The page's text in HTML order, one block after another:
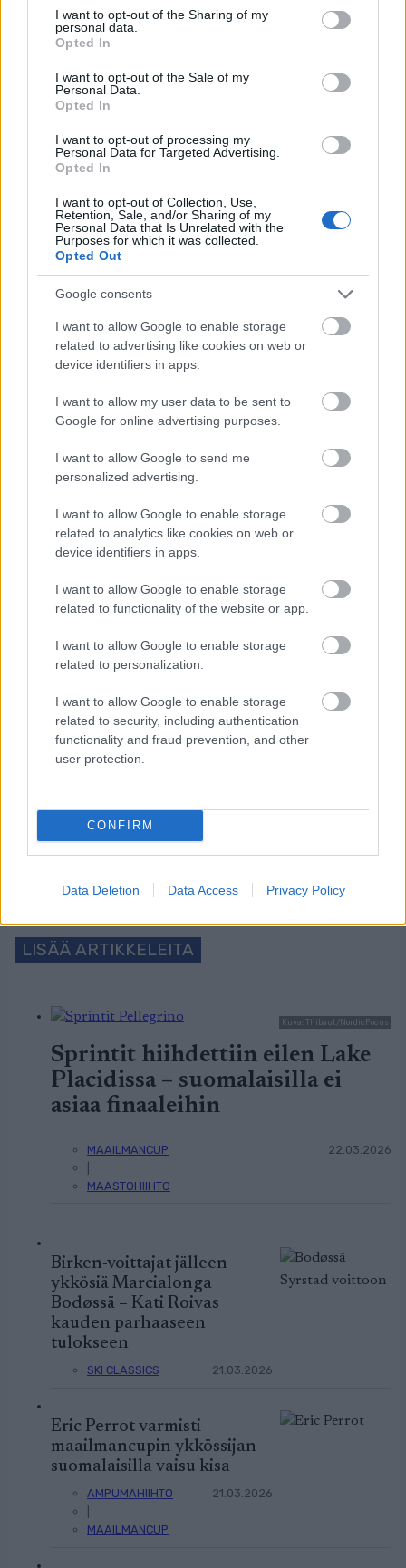
not limited to your visit or usage behaviour. You may click to
grant or deny consent to Google and its third-party tags to
use your data for below specified purposes in below Google
consent section.
I want to opt-out of the Sharing of my
personal data.
Opted In
I want to opt-out of the Sale of my
Personal Data.
Opted In
I want to opt-out of processing my
Personal Data for Targeted Advertising.
Opted In
I want to opt-out of Collection, Use,
Retention, Sale, and/or Sharing of my
Personal Data that Is Unrelated with the
Purposes for which it was collected.
Opted Out
Google consents
I want to allow Google to enable storage
related to advertising like cookies on web or
device identifiers in apps.
I want to allow my user data to be sent to
Google for online advertising purposes.
I want to allow Google to send me
personalized advertising.
I want to allow Google to enable storage
related to analytics like cookies on web or
device identifiers in apps.
I want to allow Google to enable storage
related to functionality of the website or app.
I want to allow Google to enable storage
related to personalization.
I want to allow Google to enable storage
related to security, including authentication
functionality and fraud prevention, and other
user protection.
CONFIRM
Data Deletion Data Access Privacy Policy
Hevoskuuri.fi pyrkii tarjoamaan tunnelmat
mahdollisimman monesta kilpailusta paikan
päältä.
>>Ski Classics-sivut
Tilaa uutiskirjeemme
LUETUIMMAT
LISÄÄ ARTIKKELEITA
Kuva: Thibaut/NordicFocus
Sprintit hiihdettiin eilen Lake
Placidissa – suomalaisilla ei
asiaa finaaleihin
MAAILMANCUP
MAASTOHIIHTO
22.03.2026
Birken-voittajat jälleen
ykkösiä Marcialonga
Bodøssä – Kati Roivas
kauden parhaaseen
tulokseen
SKI CLASSICS 21.03.2026
Eric Perrot varmisti
maailmancupin ykkössijan –
suomalaisilla vaisu kisa
AMPUMAHIIHTO
MAAILMANCUP
21.03.2026